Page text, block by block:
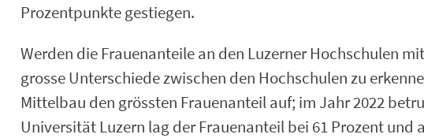
Prozentpunkte gestiegen.
Werden die Frauenanteile an den Luzerner Hochschulen
grosse Unterschiede zwischen den Hochschulen zu
Mittelbau den grössten Frauenanteil auf; im Jahr 2022
Universität Luzern lag der Frauenanteil bei 61 Prozent und